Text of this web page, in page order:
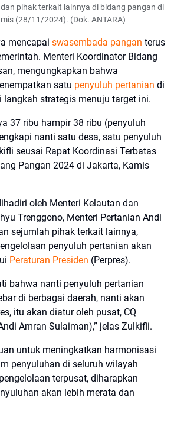
pihak terkait lainnya di bidang pangan di
(28/11/2024). (Dok. ANTARA)
mencapai swasembada pangan terus
Menteri Koordinator Bidang
mengungkapkan bahwa
satu penyuluh pertanian di
langkah strategis menuju target ini.
37 ribu hampir 38 ribu (penyuluh
nanti satu desa, satu penyuluh
seusai Rapat Koordinasi Terbatas
Pangan 2024 di Jakarta, Kamis
oleh Menteri Kelautan dan
Trenggono, Menteri Pertanian Andi
sejumlah pihak terkait lainnya,
penyuluh pertanian akan
Peraturan Presiden (Perpres).
bahwa nanti penyuluh pertanian
di berbagai daerah, nanti akan
itu akan diatur oleh pusat, CQ
Amran Sulaiman),” jelas Zulkifli.
untuk meningkatkan harmonisasi
penyuluhan di seluruh wilayah
terpusat, diharapkan
akan lebih merata dan